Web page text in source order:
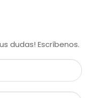
dudas! Escríbenos.